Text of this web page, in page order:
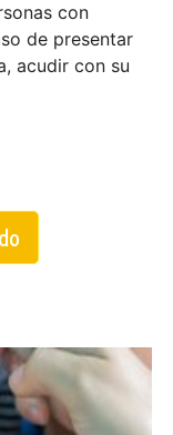
con
de presentar
acudir con su